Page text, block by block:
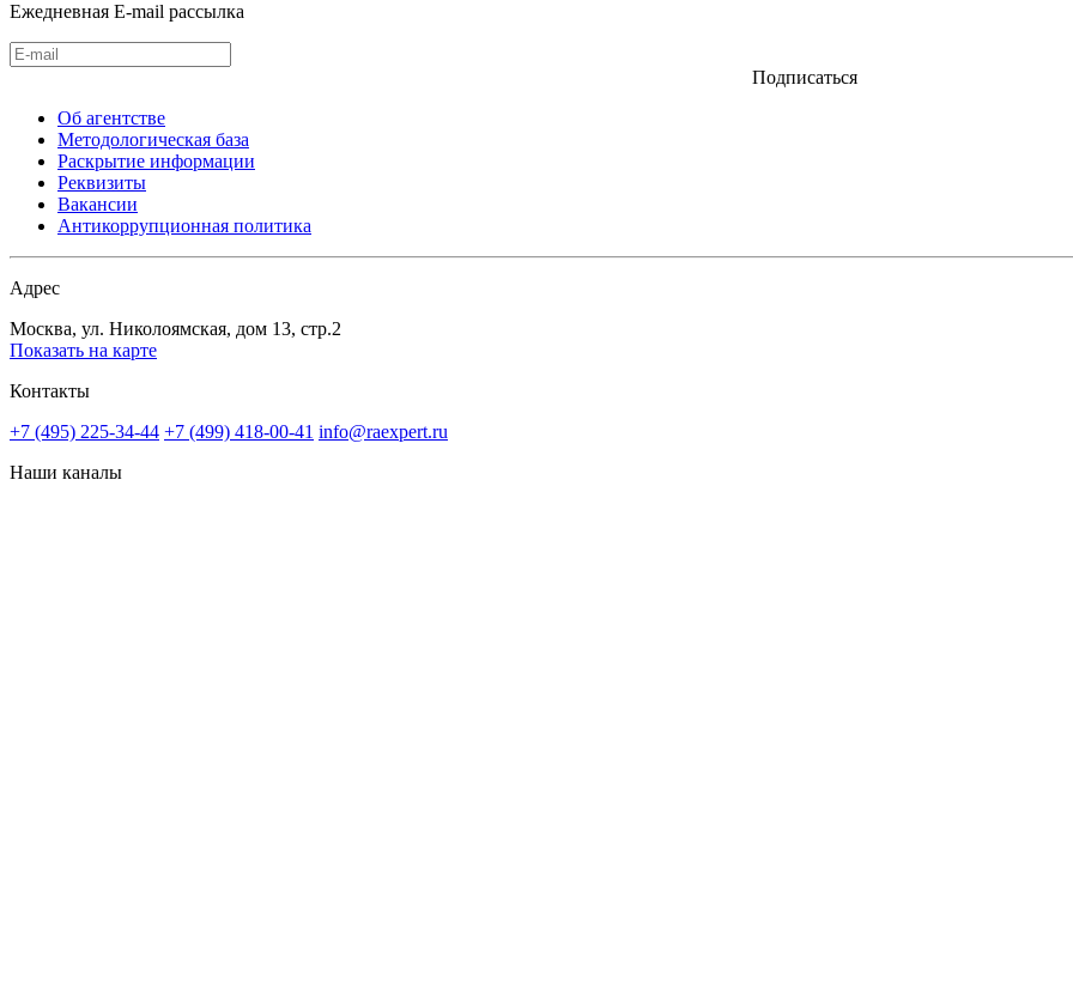
Ежедневная E-mail рассылка
Подписаться
Об агентстве
Методологическая база
Раскрытие информации
Реквизиты
Вакансии
Антикоррупционная политика
Адрес
Москва, ул. Николоямская, дом 13, стр.2
Показать на карте
Контакты
+7 (495) 225-34-44 +7 (499) 418-00-41 info@raexpert.ru
Наши каналы